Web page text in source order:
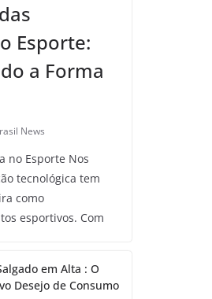
Esporte:
a Forma
News
no Esporte Nos
tecnológica tem
como
esportivos. Com
em Alta : O
Desejo de Consumo